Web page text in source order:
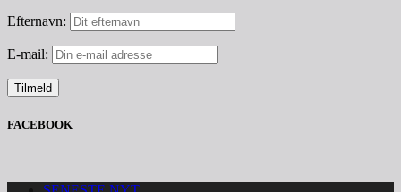
Efternavn:
E-mail:
FACEBOOK